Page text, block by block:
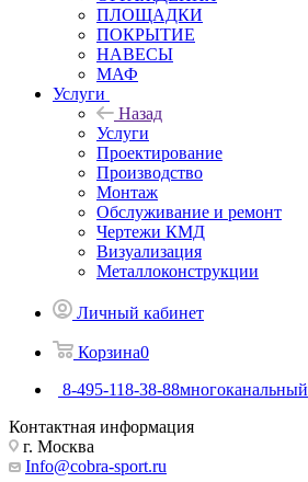
ПЛОЩАДКИ
ПОКРЫТИЕ
НАВЕСЫ
МАФ
Услуги
Назад
Услуги
Проектирование
Производство
Монтаж
Обслуживание и ремонт
Чертежи КМД
Визуализация
Металлоконструкции
Личный кабинет
Корзина0
8-495-118-38-88многоканальный
Контактная информация
г. Москва
Info@cobra-sport.ru